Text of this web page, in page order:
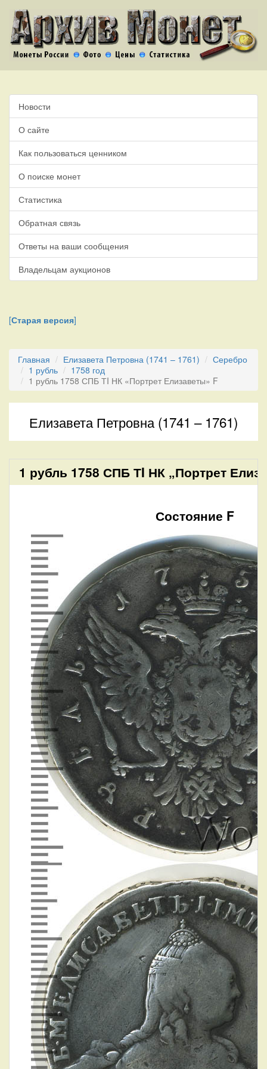
Новости
О сайте
Как пользоваться ценником
О поиске монет
Статистика
Обратная связь
Ответы на ваши сообщения
Владельцам аукционов
[Старая версия]
Главная Елизавета Петровна (1741 – 1761)
Серебро
1 рубль
1758 год
1 рубль 1758 СПБ ТI НК «Портрет Елизаветы» F
Елизавета Петровна (1741 – 1761)
1 рубль 1758 СПБ ТI НК „Портрет
Состояние F